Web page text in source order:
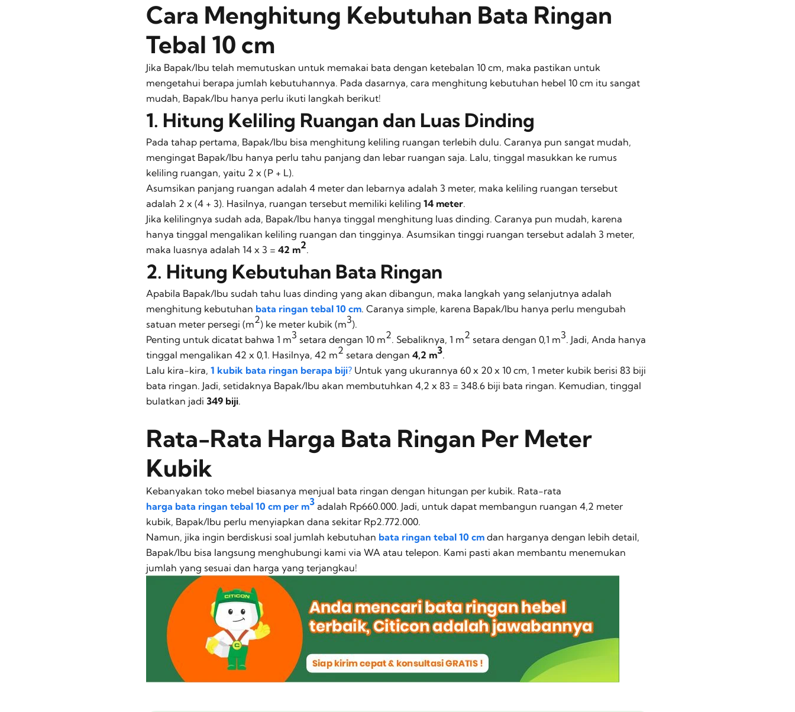
Cara Menghitung Kebutuhan Bata Ringan
Tebal 10 cm
Jika Bapak/Ibu telah memutuskan untuk memakai bata dengan ketebalan 10 cm, maka pastikan untuk
mengetahui berapa jumlah kebutuhannya. Pada dasarnya, cara menghitung kebutuhan hebel 10 cm itu sangat
mudah, Bapak/Ibu hanya perlu ikuti langkah berikut!
1. Hitung Keliling Ruangan dan Luas Dinding
Pada tahap pertama, Bapak/Ibu bisa menghitung keliling ruangan terlebih dulu. Caranya pun sangat mudah,
mengingat Bapak/Ibu hanya perlu tahu panjang dan lebar ruangan saja. Lalu, tinggal masukkan ke rumus
keliling ruangan, yaitu 2 x (P + L).
Asumsikan panjang ruangan adalah 4 meter dan lebarnya adalah 3 meter, maka keliling ruangan tersebut
adalah 2 x (4 + 3). Hasilnya, ruangan tersebut memiliki keliling 14 meter.
Jika kelilingnya sudah ada, Bapak/Ibu hanya tinggal menghitung luas dinding. Caranya pun mudah, karena
hanya tinggal mengalikan keliling ruangan dan tingginya. Asumsikan tinggi ruangan tersebut adalah 3 meter,
maka luasnya adalah 14 x 3 = 42 m2.
2. Hitung Kebutuhan Bata Ringan
Apabila Bapak/Ibu sudah tahu luas dinding yang akan dibangun, maka langkah yang selanjutnya adalah
menghitung kebutuhan bata ringan tebal 10 cm. Caranya simple, karena Bapak/Ibu hanya perlu mengubah
satuan meter persegi (m2) ke meter kubik (m3).
Penting untuk dicatat bahwa 1 m3 setara dengan 10 m2. Sebaliknya, 1 m2 setara dengan 0,1 m3. Jadi, Anda hanya
tinggal mengalikan 42 x 0,1. Hasilnya, 42 m2 setara dengan 4,2 m3.
Lalu kira-kira, 1 kubik bata ringan berapa biji? Untuk yang ukurannya 60 x 20 x 10 cm, 1 meter kubik berisi 83 biji
bata ringan. Jadi, setidaknya Bapak/Ibu akan membutuhkan 4,2 x 83 = 348.6 biji bata ringan. Kemudian, tinggal
bulatkan jadi 349 biji.
Rata-Rata Harga Bata Ringan Per Meter
Kubik
Kebanyakan toko mebel biasanya menjual bata ringan dengan hitungan per kubik. Rata-rata
harga bata ringan tebal 10 cm per m3 adalah Rp660.000. Jadi, untuk dapat membangun ruangan 4,2 meter
kubik, Bapak/Ibu perlu menyiapkan dana sekitar Rp2.772.000.
Namun, jika ingin berdiskusi soal jumlah kebutuhan bata ringan tebal 10 cm dan harganya dengan lebih detail,
Bapak/Ibu bisa langsung menghubungi kami via WA atau telepon. Kami pasti akan membantu menemukan
jumlah yang sesuai dan harga yang terjangkau!